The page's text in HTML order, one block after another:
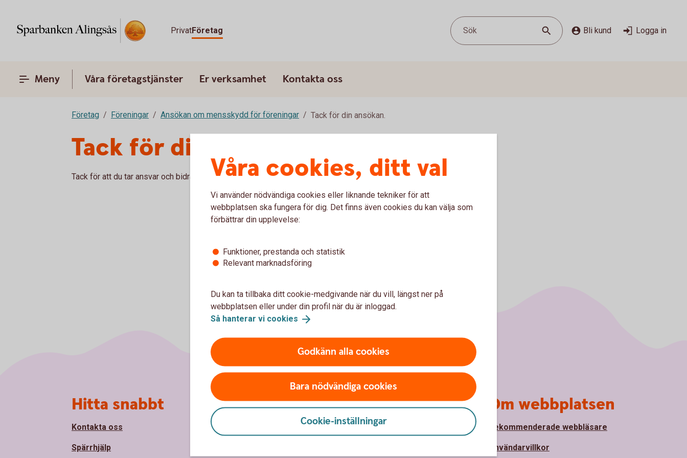
PrivatFöretag Sök Bli kund Logga in
Meny Våra företagstjänster Er verksamhet Kontakta oss
Företag Föreningar Ansökan om mensskydd för föreningar Tack för din ansökan.
Tack för din ansökan!
Tack för att du tar ansvar och bidrar till ett mer hållbart samhälle!Våra cookies, ditt val
Vi använder nödvändiga cookies eller liknande tekniker för att
webbplatsen ska fungera för dig. Det finns även cookies du kan välja som
förbättrar din upplevelse:
Funktioner, prestanda och statistik
Relevant marknadsföring
Du kan ta tillbaka ditt cookie-medgivande när du vill, längst ner på
webbplatsen eller under din profil när du är inloggad.
Så hanterar vi cookies
Godkänn alla cookies
Bara nödvändiga cookies
Cookie-inställningar
Hitta snabbt
Kontakta oss
Spärrhjälp
Om oss
Om Sparbanken Alingsås
Säkerhet och
integritet
Om webbplatsen
Rekommenderade webbläsare
Användarvillkor